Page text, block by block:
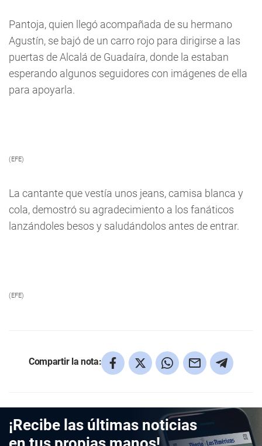
Pantoja, quien llegó acompañada de su hermano
Agustín, se bajó de un carro rojo para dirigirse a las
puertas de Alcalá de Guadaíra, donde la estaban
esperando algunos seguidores con imágenes de ella
para apoyarla.
(EFE)
La cantante que vestía unos jeans, camisa blanca y
cola, demostró su agradecimiento a los fanáticos
lanzándoles besos y saludándolos antes de entrar.
(EFE)
Compartir la nota:
¡Recibe las últimas noticias